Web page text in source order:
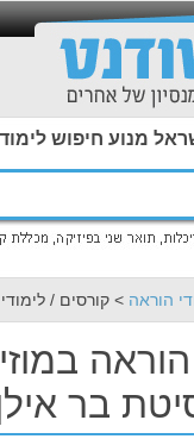
מנוע חיפוש
הוראה > קורסים /
בר